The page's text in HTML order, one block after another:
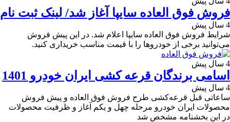
فروش فوق العاده سایپا آغاز شد/ لینک ثبت نام
4 سال پیش
شرایط فروش فوق العاده سایپا اعلام شد. در این پیش فروش
می‌توانید برخی از خودروها را با قیمت مناسب خریداری کنید.
4 سال پیش
اسامی برندگان قرعه کشی ایران خودرو 1401
4 سال پیش
ساعاتی قبل قرعه‌کشی طرح فروش فوق العاده و پیش فروش
محصولات ایران خودرو مرحله چهل و یکم آغاز و ظرفیت محصولات
در این بخشنامه مشخص شد